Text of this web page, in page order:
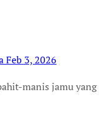
Feb 3, 2026